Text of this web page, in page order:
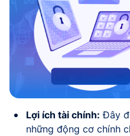
Lợi ích tài chính: Đây
những động cơ chính